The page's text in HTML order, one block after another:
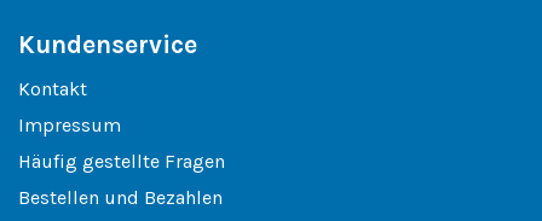
Kundenservice
Kontakt
Impressum
Häufig gestellte Fragen
Bestellen und Bezahlen